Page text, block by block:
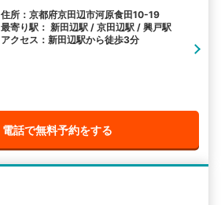
住所：京都府京田辺市河原食田10-19
最寄り駅： 新田辺駅 / 京田辺駅 / 興戸駅
アクセス：新田辺駅から徒歩3分
電話で無料予約をする